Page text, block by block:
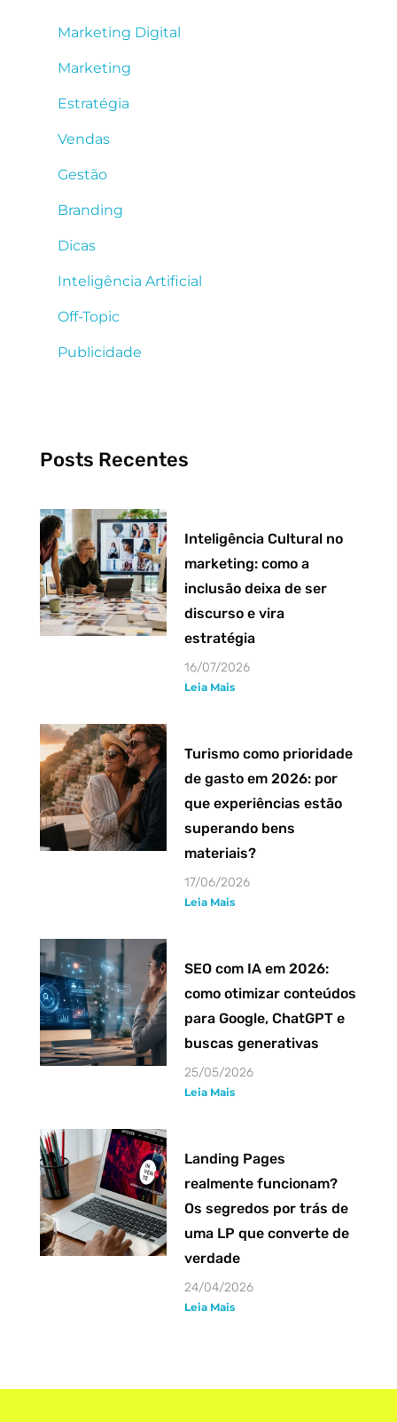
Marketing Digital
Marketing
Estratégia
Vendas
Gestão
Branding
Dicas
Inteligência Artificial
Off-Topic
Publicidade
Posts Recentes
Inteligência Cultural no
marketing: como a
inclusão deixa de ser
discurso e vira
estratégia
16/07/2026
Leia Mais
Turismo como prioridade
de gasto em 2026: por
que experiências estão
superando bens
materiais?
17/06/2026
Leia Mais
SEO com IA em 2026:
como otimizar conteúdos
para Google, ChatGPT e
buscas generativas
25/05/2026
Leia Mais
Landing Pages
realmente funcionam?
Os segredos por trás de
uma LP que converte de
verdade
24/04/2026
Leia Mais